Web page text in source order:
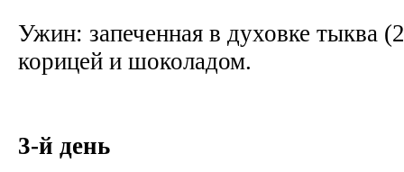
Ужин: запеченная в духовке тыква
корицей и шоколадом.
3-й день